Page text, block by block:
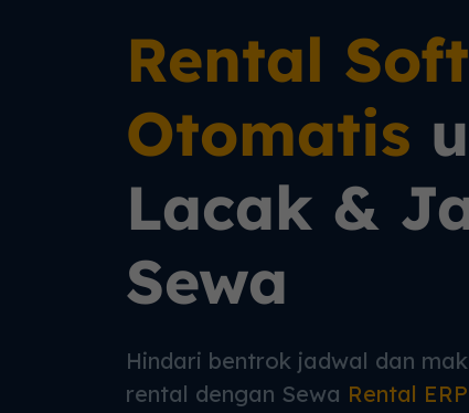
Rental
Otomatis
Lacak &
Sewa
Hindari bentrok jadwal dan
rental dengan Sewa Rental